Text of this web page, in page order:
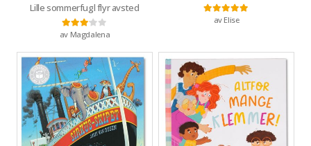
Lille sommerfugl flyr avsted
Vurdert3av 5
av Magdalena
Vurdert5
av Elise